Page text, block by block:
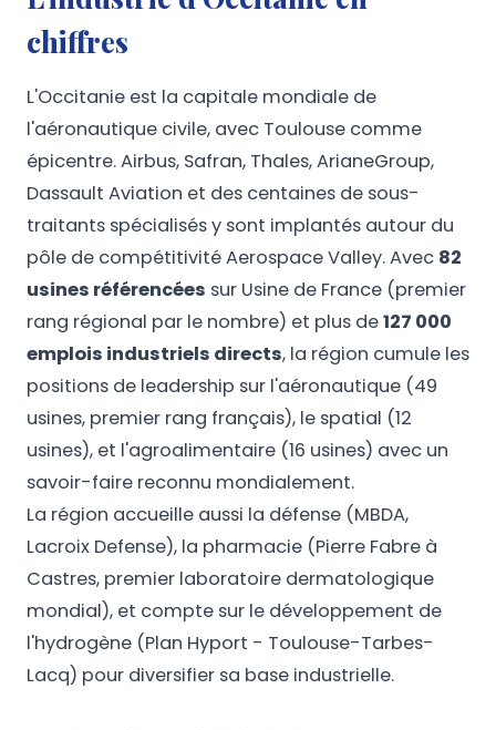
chiffres
L'Occitanie est la capitale mondiale de
l'aéronautique civile, avec Toulouse comme
épicentre. Airbus, Safran, Thales, ArianeGroup,
Dassault Aviation et des centaines de sous-
traitants spécialisés y sont implantés autour du
pôle de compétitivité Aerospace Valley. Avec 82
usines référencées sur Usine de France (premier
rang régional par le nombre) et plus de127 000
emplois industriels directs, la région cumule les
positions de leadership sur l'aéronautique (49
usines, premier rang français), le spatial (12
usines), et l'agroalimentaire (16 usines) avec un
savoir-faire reconnu mondialement.
La région accueille aussi la défense (MBDA,
Lacroix Defense), la pharmacie (Pierre Fabre à
Castres, premier laboratoire dermatologique
mondial), et compte sur le développement de
l'hydrogène (Plan Hyport - Toulouse-Tarbes-
Lacq) pour diversifier sa base industrielle.